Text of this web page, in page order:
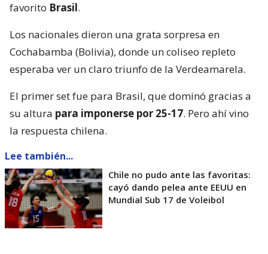
favorito Brasil.
Los nacionales dieron una grata sorpresa en
Cochabamba (Bolivia), donde un coliseo repleto
esperaba ver un claro triunfo de la Verdeamarela.
El primer set fue para Brasil, que dominó gracias a
su altura para imponerse por 25-17. Pero ahí vino
la respuesta chilena.
Lee también...
Chile no pudo ante las favoritas:
cayó dando pelea ante EEUU en
Mundial Sub 17 de Voleibol